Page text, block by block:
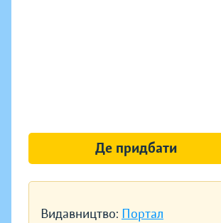
Видавництво: Портал
Де придбати